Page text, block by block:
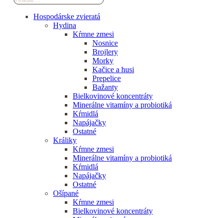
Hospodárske zvieratá
Hydina
Kŕmne zmesi
Nosnice
Brojlery
Morky
Kačice a husi
Prepelice
Bažanty
Bielkovinové koncentráty
Minerálne vitamíny a probiotiká
Kŕmidlá
Napájačky
Ostatné
Králiky
Kŕmne zmesi
Minerálne vitamíny a probiotiká
Kŕmidlá
Napájačky
Ostatné
Ošípané
Kŕmne zmesi
Bielkovinové koncentráty